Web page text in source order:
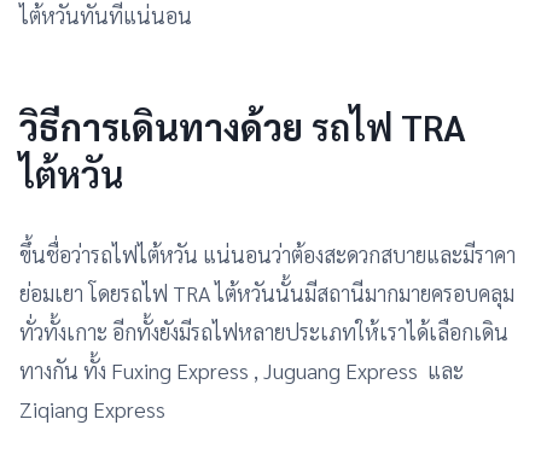
ไต้หวันทันทีแน่นอน
วิธีการเดินทางด้วย รถไฟ TRA
ไต้หวัน
ขึ้นชื่อว่ารถไฟไต้หวัน แน่นอนว่าต้องสะดวกสบายและมีราคา
ย่อมเยา โดยรถไฟ TRA ไต้หวันนั้นมีสถานีมากมายครอบคลุม
ทั่วทั้งเกาะ อีกทั้งยังมีรถไฟหลายประเภทให้เราได้เลือกเดิน
ทางกัน ทั้ง Fuxing Express , Juguang Express และ
Ziqiang Express